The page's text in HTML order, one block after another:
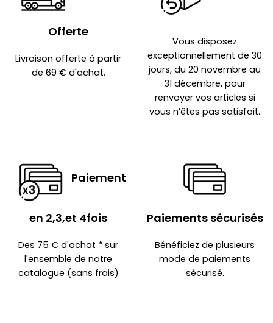
Offerte
Livraison offerte à partir
de 69 € d'achat.
Vous disposez
exceptionnellement de 30
jours, du 20 novembre au
31 décembre, pour
renvoyer vos articles si
vous n’êtes pas satisfait.
Paiement
en 2,3,et 4fois
Des 75 € d'achat * sur
l'ensemble de notre
catalogue (sans frais)
Paiements sécurisés
Bénéficiez de plusieurs
mode de paiements
sécurisé.